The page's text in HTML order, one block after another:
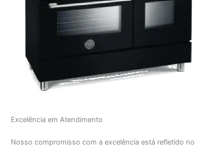
Excelência em Atendimento
Nosso compromisso com a excelência está refletido no